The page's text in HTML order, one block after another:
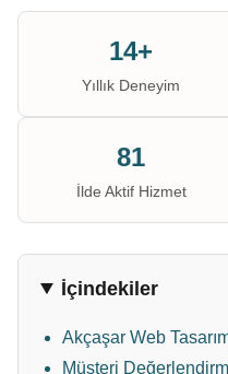
14+
Yıllık Deneyim
81
İlde Aktif Hizmet
İçindekiler
Akçaşar Web
Müşteri